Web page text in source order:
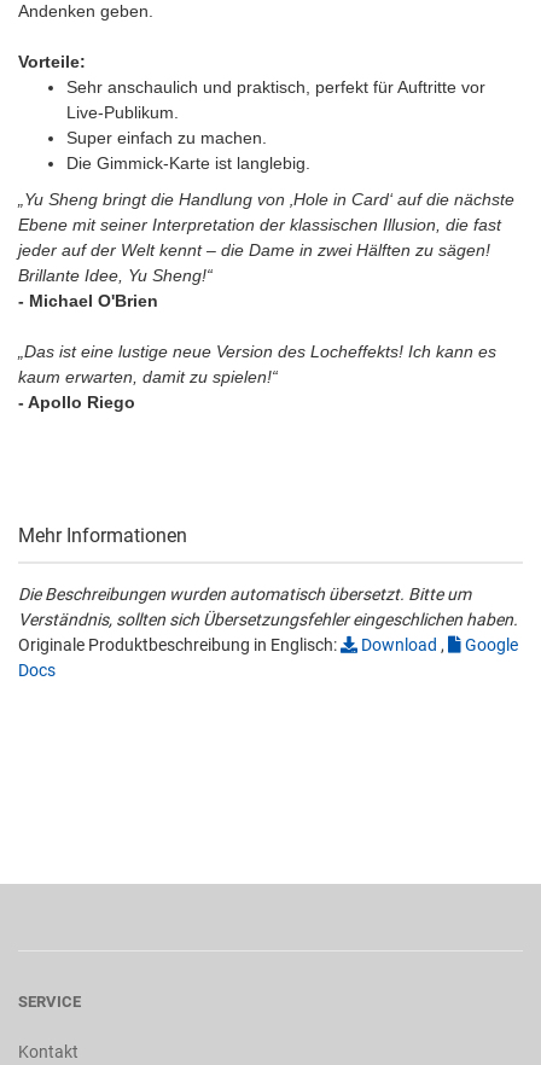
Andenken geben.
Vorteile:
Sehr anschaulich und praktisch, perfekt für Auftritte vor
Live-Publikum.
Super einfach zu machen.
Die Gimmick-Karte ist langlebig.
„Yu Sheng bringt die Handlung von ‚Hole in Card‘ auf die nächste
Ebene mit seiner Interpretation der klassischen Illusion, die fast
jeder auf der Welt kennt – die Dame in zwei Hälften zu sägen!
Brillante Idee, Yu Sheng!“
- Michael O'Brien
„Das ist eine lustige neue Version des Locheffekts! Ich kann es
kaum erwarten, damit zu spielen!“
- Apollo Riego
Mehr Informationen
Die Beschreibungen wurden automatisch übersetzt. Bitte um
Verständnis, sollten sich Übersetzungsfehler eingeschlichen haben.
Originale Produktbeschreibung in Englisch:
Download ,
Google
Docs
SERVICE
Kontakt